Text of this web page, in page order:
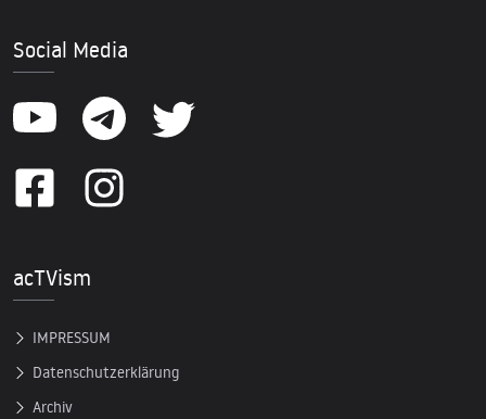
Social Media
acTVism
IMPRESSUM
Datenschutzerklärung
Archiv